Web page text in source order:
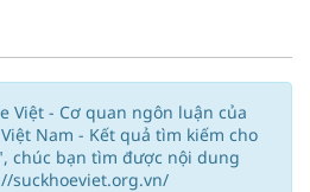
Việt - Cơ quan ngôn luận của
Việt Nam - Kết quả tìm kiếm cho
chúc bạn tìm được nội dung
suckhoeviet.org.vn/